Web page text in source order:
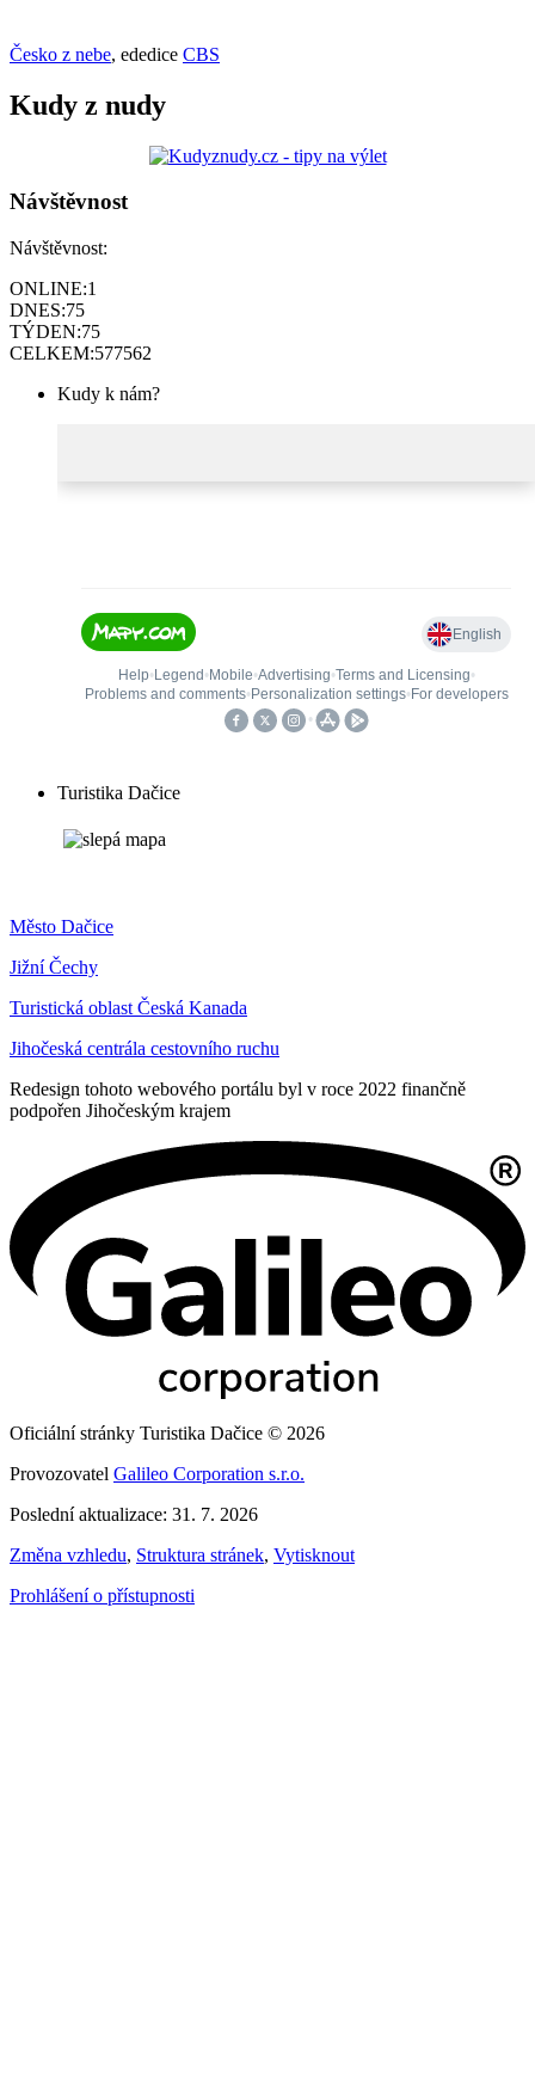
Česko z nebe, ededice CBS
Kudy z nudy
Návštěvnost
Návštěvnost:
ONLINE:1
DNES:75
TÝDEN:75
CELKEM:577562
Kudy k nám?
Turistika Dačice
Město Dačice
Jižní Čechy
Turistická oblast Česká Kanada
Jihočeská centrála cestovního ruchu
Redesign tohoto webového portálu byl v roce 2022 finančně
podpořen Jihočeským krajem
Oficiální stránky Turistika Dačice © 2026
Provozovatel Galileo Corporation s.r.o.
Poslední aktualizace: 31. 7. 2026
Změna vzhledu, Struktura stránek, Vytisknout
Prohlášení o přístupnosti